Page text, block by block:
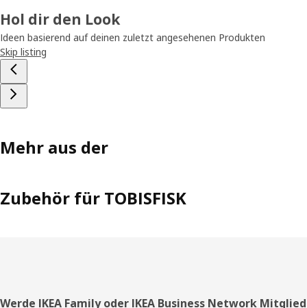
Hol dir den Look
Ideen basierend auf deinen zuletzt angesehenen Produkten
Skip listing
Mehr aus der
Zubehör für TOBISFISK
Werde IKEA Family oder IKEA Business Network Mitglied